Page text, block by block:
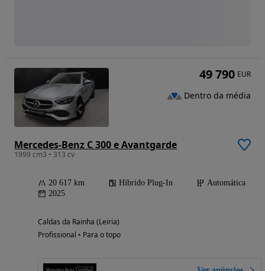
Mercedes-Benz C 300 e Avantgarde
1999 cm3 • 313 cv
20 617 km Híbrido Plug-In
Automática
2025
Caldas da Rainha (Leiria)
Profissional • Para o topo
49 790 EUR
Dentro da média